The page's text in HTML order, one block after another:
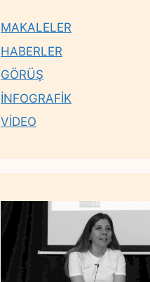
MAKALELER
HABERLER
GÖRÜŞ
İNFOGRAFİK
VİDEO